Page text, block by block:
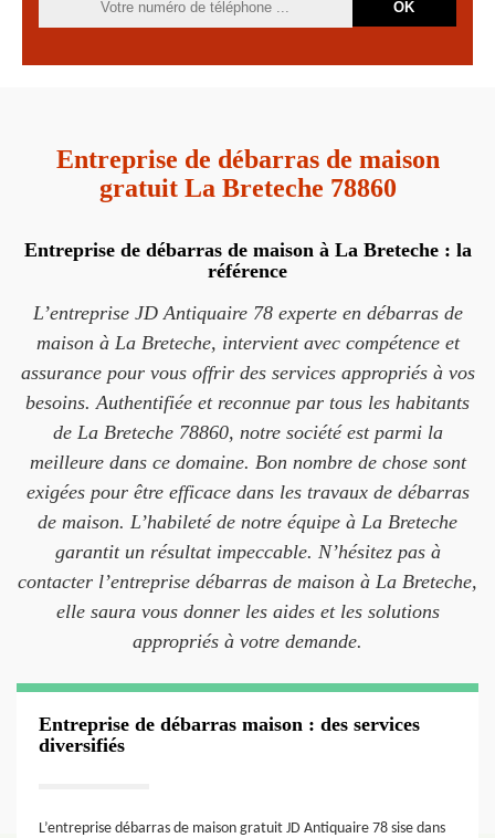
Entreprise de débarras de maison
gratuit La Breteche 78860
Entreprise de débarras de maison à La Breteche : la
référence
L’entreprise JD Antiquaire 78 experte en débarras de
maison à La Breteche, intervient avec compétence et
assurance pour vous offrir des services appropriés à vos
besoins. Authentifiée et reconnue par tous les habitants
de La Breteche 78860, notre société est parmi la
meilleure dans ce domaine. Bon nombre de chose sont
exigées pour être efficace dans les travaux de débarras
de maison. L’habileté de notre équipe à La Breteche
garantit un résultat impeccable. N’hésitez pas à
contacter l’entreprise débarras de maison à La Breteche,
elle saura vous donner les aides et les solutions
appropriés à votre demande.
Entreprise de débarras maison : des services
diversifiés
L’entreprise débarras de maison gratuit JD Antiquaire 78 sise dans